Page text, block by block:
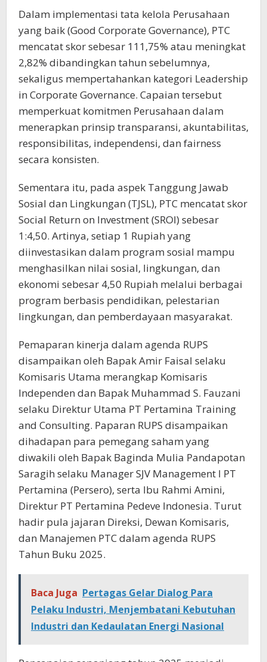
Dalam implementasi tata kelola Perusahaan
yang baik (Good Corporate Governance), PTC
mencatat skor sebesar 111,75% atau meningkat
2,82% dibandingkan tahun sebelumnya,
sekaligus mempertahankan kategori Leadership
in Corporate Governance. Capaian tersebut
memperkuat komitmen Perusahaan dalam
menerapkan prinsip transparansi, akuntabilitas,
responsibilitas, independensi, dan fairness
secara konsisten.
Sementara itu, pada aspek Tanggung Jawab
Sosial dan Lingkungan (TJSL), PTC mencatat skor
Social Return on Investment (SROI) sebesar
1:4,50. Artinya, setiap 1 Rupiah yang
diinvestasikan dalam program sosial mampu
menghasilkan nilai sosial, lingkungan, dan
ekonomi sebesar 4,50 Rupiah melalui berbagai
program berbasis pendidikan, pelestarian
lingkungan, dan pemberdayaan masyarakat.
Pemaparan kinerja dalam agenda RUPS
disampaikan oleh Bapak Amir Faisal selaku
Komisaris Utama merangkap Komisaris
Independen dan Bapak Muhammad S. Fauzani
selaku Direktur Utama PT Pertamina Training
and Consulting. Paparan RUPS disampaikan
dihadapan para pemegang saham yang
diwakili oleh Bapak Baginda Mulia Pandapotan
Saragih selaku Manager SJV Management I PT
Pertamina (Persero), serta Ibu Rahmi Amini,
Direktur PT Pertamina Pedeve Indonesia. Turut
hadir pula jajaran Direksi, Dewan Komisaris,
dan Manajemen PTC dalam agenda RUPS
Tahun Buku 2025.
Baca Juga Pertagas Gelar Dialog Para
Pelaku Industri, Menjembatani Kebutuhan
Industri dan Kedaulatan Energi Nasional